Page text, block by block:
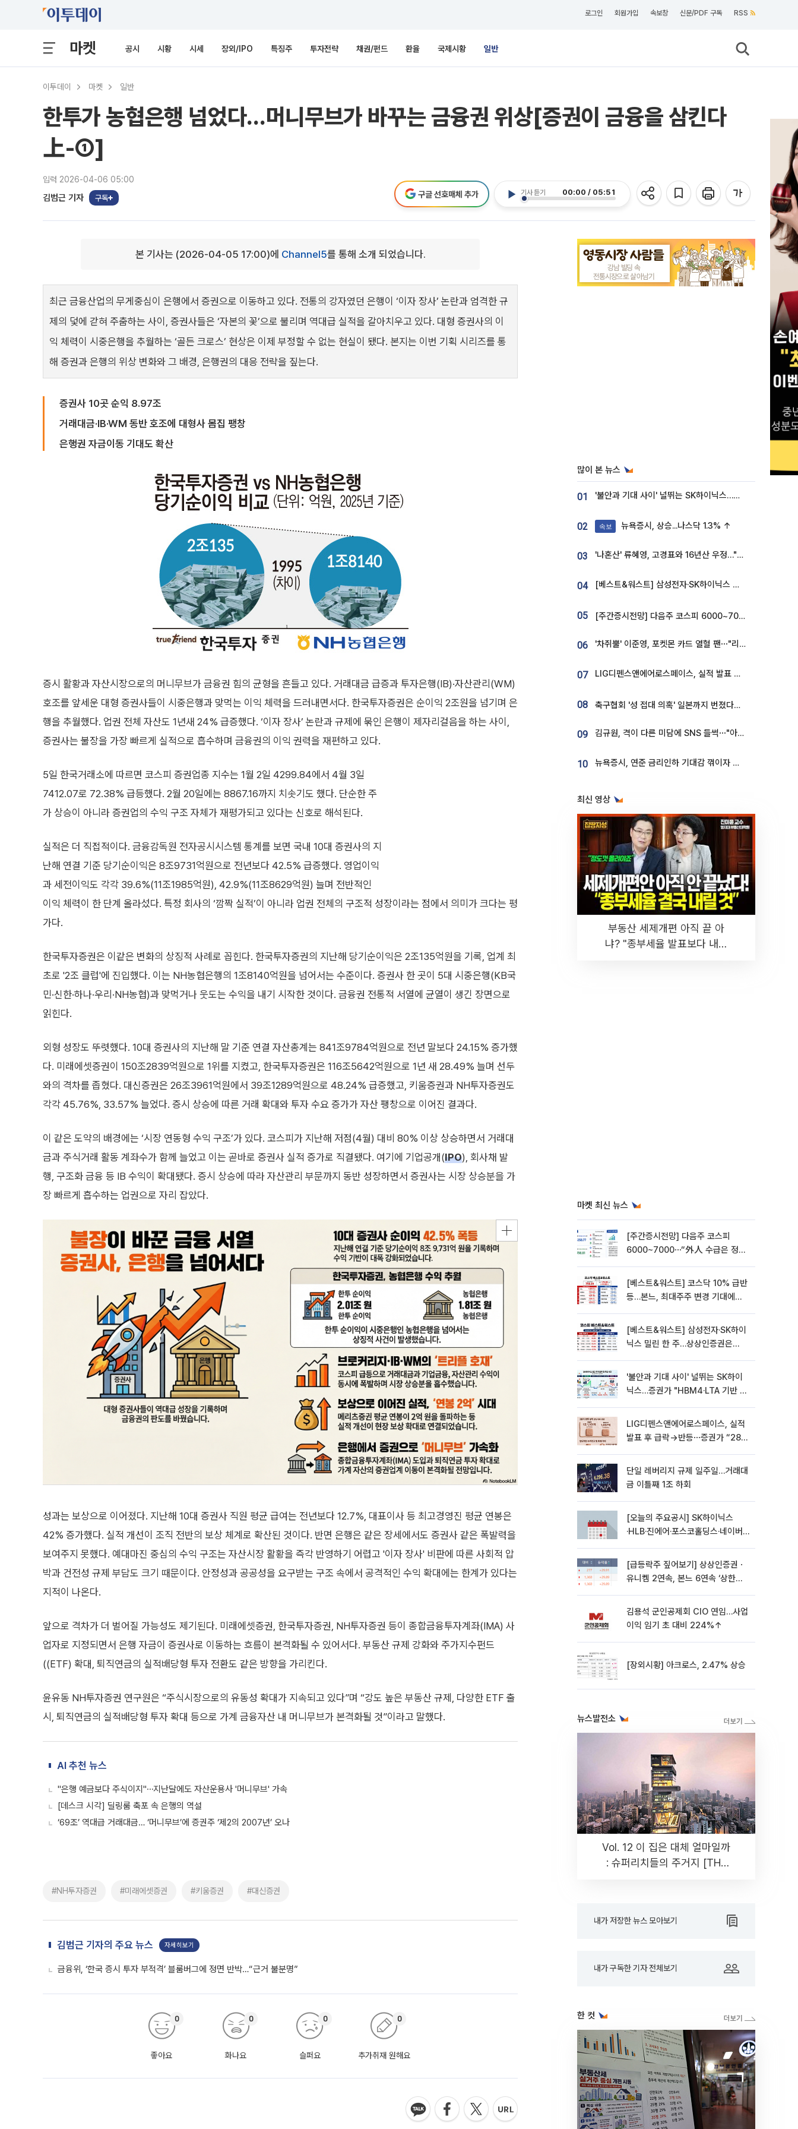
로그인 회원가입 속보창 신문/PDF 구독 RSS
마켓 공시 시황 시세 장외/IPO 특징주 투자전략 채권/펀드 환율 국제시황 일반
이투데이 마켓 일반
한투가 농협은행 넘었다…머니무브가 바꾸는 금융권 위상[증권이 금융을 삼킨다
上-①]
입력 2026-04-06 05:00
김범근 기자 구독
기사 듣기 00:00 / 05:51
구글 선호매체 추가
본 기사는 (2026-04-05 17:00)에 Channel5를 통해 소개 되었습니다.
최근 금융산업의 무게중심이 은행에서 증권으로 이동하고 있다. 전통의 강자였던 은행이 ‘이자 장사’ 논란과 엄격한 규
제의 덫에 갇혀 주춤하는 사이, 증권사들은 ‘자본의 꽃’으로 불리며 역대급 실적을 갈아치우고 있다. 대형 증권사의 이
익 체력이 시중은행을 추월하는 ‘골든 크로스’ 현상은 이제 부정할 수 없는 현실이 됐다. 본지는 이번 기획 시리즈를 통
해 증권과 은행의 위상 변화와 그 배경, 은행권의 대응 전략을 짚는다.
증권사 10곳 순익 8.97조
거래대금·IB·WM 동반 호조에 대형사 몸집 팽창
은행권 자금이동 기대도 확산
증시 활황과 자산시장으로의 머니무브가 금융권 힘의 균형을 흔들고 있다. 거래대금 급증과 투자은행(IB)·자산관리(WM)
호조를 앞세운 대형 증권사들이 시중은행과 맞먹는 이익 체력을 드러내면서다. 한국투자증권은 순이익 2조원을 넘기며 은
행을 추월했다. 업권 전체 자산도 1년새 24% 급증했다. ‘이자 장사’ 논란과 규제에 묶인 은행이 제자리걸음을 하는 사이,
증권사는 불장을 가장 빠르게 실적으로 흡수하며 금융권의 이익 권력을 재편하고 있다.
5일 한국거래소에 따르면 코스피 증권업종 지수는 1월 2일 4299.84에서 4월 3일
7412.07로 72.38% 급등했다. 2월 20일에는 8867.16까지 치솟기도 했다. 단순한 주
가 상승이 아니라 증권업의 수익 구조 자체가 재평가되고 있다는 신호로 해석된다.
실적은 더 직접적이다. 금융감독원 전자공시시스템 통계를 보면 국내 10대 증권사의 지
난해 연결 기준 당기순이익은 8조9731억원으로 전년보다 42.5% 급증했다. 영업이익
과 세전이익도 각각 39.6%(11조1985억원), 42.9%(11조8629억원) 늘며 전반적인
이익 체력이 한 단계 올라섰다. 특정 회사의 ‘깜짝 실적’이 아니라 업권 전체의 구조적 성장이라는 점에서 의미가 크다는 평
가다.
한국투자증권은 이같은 변화의 상징적 사례로 꼽힌다. 한국투자증권의 지난해 당기순이익은 2조135억원을 기록, 업계 최
초로 '2조 클럽'에 진입했다. 이는 NH농협은행의 1조8140억원을 넘어서는 수준이다. 증권사 한 곳이 5대 시중은행(KB국
민·신한·하나·우리·NH농협)과 맞먹거나 웃도는 수익을 내기 시작한 것이다. 금융권 전통적 서열에 균열이 생긴 장면으로
읽힌다.
외형 성장도 뚜렷했다. 10대 증권사의 지난해 말 기준 연결 자산총계는 841조9784억원으로 전년 말보다 24.15% 증가했
다. 미래에셋증권이 150조2839억원으로 1위를 지켰고, 한국투자증권은 116조5642억원으로 1년 새 28.49% 늘며 선두
와의 격차를 좁혔다. 대신증권은 26조3961억원에서 39조1289억원으로 48.24% 급증했고, 키움증권과 NH투자증권도
각각 45.76%, 33.57% 늘었다. 증시 상승에 따른 거래 확대와 투자 수요 증가가 자산 팽창으로 이어진 결과다.
이 같은 도약의 배경에는 ‘시장 연동형 수익 구조’가 있다. 코스피가 지난해 저점(4월) 대비 80% 이상 상승하면서 거래대
금과 주식거래 활동 계좌수가 함께 늘었고 이는 곧바로 증권사 실적 증가로 직결됐다. 여기에 기업공개(IPO), 회사채 발
행, 구조화 금융 등 IB 수익이 확대됐다. 증시 상승에 따라 자산관리 부문까지 동반 성장하면서 증권사는 시장 상승분을 가
장 빠르게 흡수하는 업권으로 자리 잡았다.
성과는 보상으로 이어졌다. 지난해 10대 증권사 직원 평균 급여는 전년보다 12.7%, 대표이사 등 최고경영진 평균 연봉은
42% 증가했다. 실적 개선이 조직 전반의 보상 체계로 확산된 것이다. 반면 은행은 같은 장세에서도 증권사 같은 폭발력을
보여주지 못했다. 예대마진 중심의 수익 구조는 자산시장 활황을 즉각 반영하기 어렵고 '이자 장사' 비판에 따른 사회적 압
박과 건전성 규제 부담도 크기 때문이다. 안정성과 공공성을 요구받는 구조 속에서 공격적인 수익 확대에는 한계가 있다는
지적이 나온다.
앞으로 격차가 더 벌어질 가능성도 제기된다. 미래에셋증권, 한국투자증권, NH투자증권 등이 종합금융투자계좌(IMA) 사
업자로 지정되면서 은행 자금이 증권사로 이동하는 흐름이 본격화될 수 있어서다. 부동산 규제 강화와 주가지수펀드
((ETF) 확대, 퇴직연금의 실적배당형 투자 전환도 같은 방향을 가리킨다.
윤유동 NH투자증권 연구원은 “주식시장으로의 유동성 확대가 지속되고 있다”며 “강도 높은 부동산 규제, 다양한 ETF 출
시, 퇴직연금의 실적배당형 투자 확대 등으로 가계 금융자산 내 머니무브가 본격화될 것”이라고 말했다.
AI 추천 뉴스
"은행 예금보다 주식이지"⋯지난달에도 자산운용사 '머니무브' 가속
[데스크 시각] 딜링룸 축포 속 은행의 역설
‘69조’ 역대급 거래대금… ‘머니무브’에 증권주 ‘제2의 2007년’ 오나
#NH투자증권 #미래에셋증권 #키움증권 #대신증권
김범근 기자의 주요 뉴스 자세히보기
금융위, ‘한국 증시 투자 부적격’ 블룸버그에 정면 반박…“근거 불분명”
좋아요
0
화나요
0
슬퍼요
0
추가취재 원해요
0
많이 본 뉴스
01 '불안과 기대 사이' 널뛰는 SK하이닉스…증권가 "HBM4·LTA 기반 펀터멘털 견고"
02 속보 뉴욕증시, 상승...나스닥 1.3% ↑
03 '나혼산' 류혜영, 고경표와 16년산 우정…"자취방서 부모님과 마주쳐"
04 [베스트&워스트] 삼성전자·SK하이닉스 밀린 한 주…상상인증권은 85% 급등
05 [주간증시전망] 다음주 코스피 6000~7000⋯“外人 수급은 정책이 변수”
06 '차쥐뿔' 이준영, 포켓몬 카드 열혈 팬⋯"리셀러 처단할 것"
07 LIG디펜스앤에어로스페이스, 실적 발표 후 급락→반등⋯증권가 “28년까지 튼튼”
08 축구협회 '성 접대 의혹' 일본까지 번졌다…日 심판 실명 공개
09 김규원, 격이 다른 미담에 SNS 들썩⋯"아이 속옷 빨고 졸업식도 참석"
10 뉴욕증시, 연준 금리인하 기대감 꺾이자 상승...S&P500 사상 최고치 [종합]
최신 영상
부동산 세제개편 아직 끝 아
냐? "종부세율 발표보다 내릴
마켓 최신 뉴스
[주간증시전망] 다음주 코스피
6000~7000⋯“外人 수급은 정책
[베스트&워스트] 코스닥 10% 급반
등…본느, 최대주주 변경 기대에
[베스트&워스트] 삼성전자·SK하이
닉스 밀린 한 주…상상인증권은
'불안과 기대 사이' 널뛰는 SK하이
닉스…증권가 "HBM4·LTA 기반 펀
LIG디펜스앤에어로스페이스, 실적
발표 후 급락→반등⋯증권가 “28년
단일 레버리지 규제 일주일…거래대
금 이틀째 1조 하회
[오늘의 주요공시] SK하이닉스
·HLB·진에어·포스코홀딩스·네이버·
[급등락주 짚어보기] 상상인증권ㆍ
유니켐 2연속, 본느 6연속 ‘상한
김용석 군인공제회 CIO 연임…사업
이익 임기 초 대비 224%↑
[장외시황] 아크로스, 2.47% 상승
뉴스발전소
Vol. 12 이 집은 대체 얼마일까
: 슈퍼리치들의 주거지 [THE
내가 저장한 뉴스 모아보기
내가 구독한 기자 전체보기
한 컷